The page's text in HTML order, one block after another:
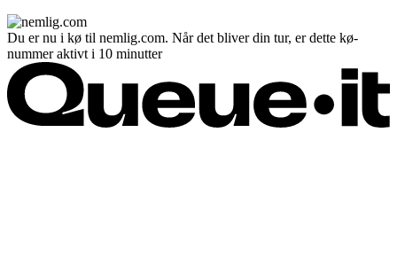
Du er nu i kø til nemlig.com. Når det bliver din tur, er dette kø-
nummer aktivt i 10 minutter